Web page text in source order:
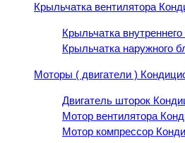
Крыльчатка вентилятора
Крыльчатка
Крыльчатка наружного
Моторы ( двигатели )
Двигатель шторок
Мотор вентилятора
Мотор компрессор